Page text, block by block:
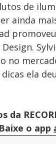
de
ainda
no
ela
da
o app